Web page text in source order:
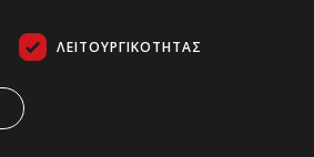
ΛΕΙΤΟΥΡΓΙΚΌΤΗΤΑΣ